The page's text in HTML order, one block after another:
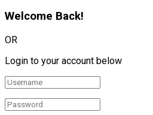
Welcome Back!
OR
Login to your account below